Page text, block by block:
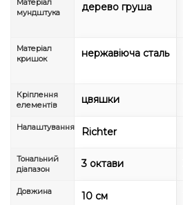
мундштука
дерево груша
Матеріал
кришок
нержавіюча сталь
Кріплення
елементів
цвяшки
Налаштування Richter
Тональний
діапазон
3 октави
Довжина 10 см